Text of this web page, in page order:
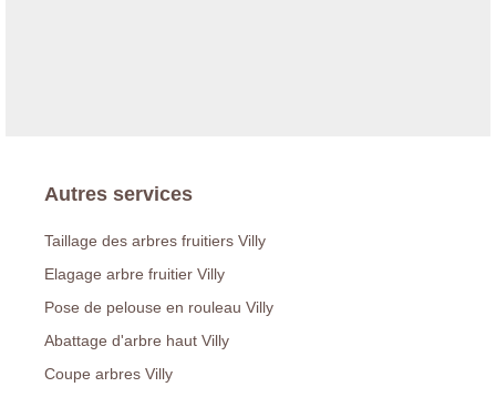
Autres services
Taillage des arbres fruitiers Villy
Elagage arbre fruitier Villy
Pose de pelouse en rouleau Villy
Abattage d'arbre haut Villy
Coupe arbres Villy